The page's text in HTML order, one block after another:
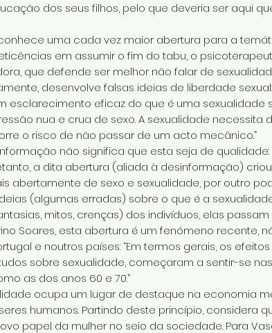
dos seus filhos, pelo que deveria ser aqui
uma cada vez maior abertura para a
em assumir o fim do tabu, o
que defende ser melhor não falar de
desenvolve falsas ideias de liberdade
esclarecimento eficaz do que é uma sexualidade
nua e crua de sexo. A sexualidade necessita
o risco de não passar de um acto mecânico.”
não significa que esta seja de qualidade:
a dita abertura (aliada à desinformação)
abertamente de sexo e sexualidade, por outro
(algumas erradas) sobre o que é a
mitos, crenças) dos indivíduos, elas passam
Soares, esta abertura é um fenómeno recente,
e noutros países: “Em termos gerais, os
sobre sexualidade, começaram a sentir-se
as dos anos 60 e 70.”
ocupa um lugar de destaque na economia
humanos. Partindo deste princípio, considera
papel da mulher no seio da sociedade. Para